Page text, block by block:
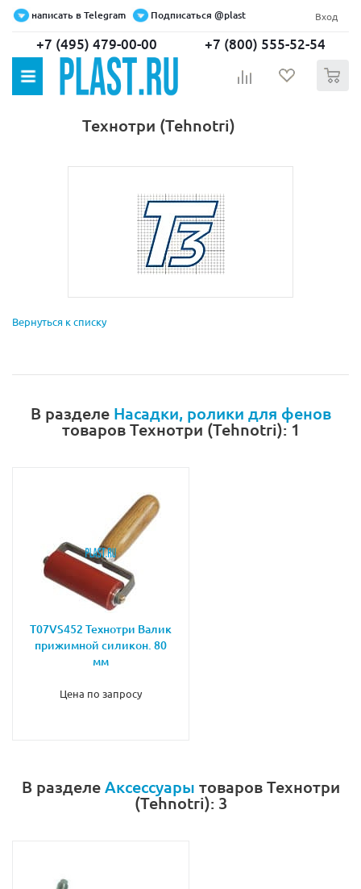
написать в Telegram Подписаться @plast Вход
+7 (495) 479-00-00 +7 (800) 555-52-54
Технотри (Tehnotri)
Вернуться к списку
В разделе Насадки, ролики для фенов
товаров Технотри (Tehnotri): 1
T07VS452 Технотри Валик
прижимной силикон. 80
мм
Цена по запросу
В разделеАксессуары товаров Технотри
(Tehnotri): 3